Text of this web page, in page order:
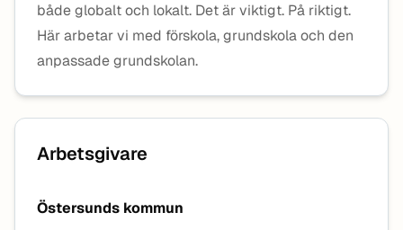
både globalt och lokalt. Det är viktigt. På riktigt.
Här arbetar vi med förskola, grundskola och den
anpassade grundskolan.
Arbetsgivare
Östersunds kommun